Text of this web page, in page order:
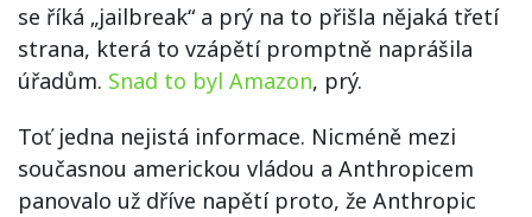
se říká „jailbreak“ a prý na to přišla nějaká třetí
strana, která to vzápětí promptně naprášila
úřadům. Snad to byl Amazon, prý.
Toť jedna nejistá informace. Nicméně mezi
současnou americkou vládou a Anthropicem
panovalo už dříve napětí proto, že Anthropic